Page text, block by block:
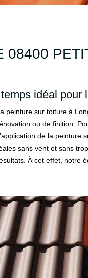
08400
idéal pour
peinture sur toiture à
ou de finition.
de la peinture
sans vent et sans
À cet effet, notre